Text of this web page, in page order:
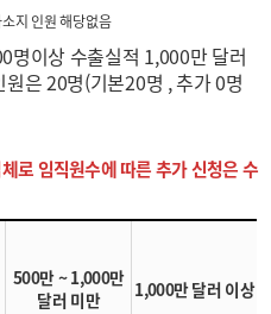
지 인원 해당없음
명이상 수출실적 1,000만 달러
은 20명(기본20명 , 추가 0명
로 임직원수에 따른 추가 신청은 수
500만 ~ 1,000만
달러 미만
1,000만 달러 이상